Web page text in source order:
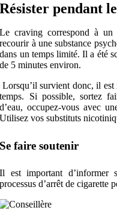
Résister pendant
Le craving correspond à un
recourir à une substance
dans un temps limité. Il a été
de 5 minutes environ.
Lorsqu’il survient donc, il est
temps. Si possible, sortez
d’eau, occupez-vous avec
Utilisez vos substituts
Se faire soutenir
Il est important d’informer
processus d’arrêt de cigarette